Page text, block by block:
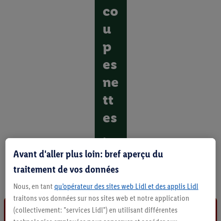
co
u
p
es
ne
tt
es
.
D
c
o
v
r
Avant d'aller plus loin: bref aperçu du
traitement de vos données
Nous, en tant qu’opérateur des sites web Lidl et des applis Lidl
traitons vos données sur nos sites web et notre application
(collectivement: "services Lidl") en utilisant différentes